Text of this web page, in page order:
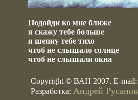
Подойди ко мне ближе
я скажу тебе больше
я шепну тебе тихо
чтоб не слышало солнце
чтоб не слышали окна
Copyright © ВАН 2007. E-mail:
Разработка: Андрей Русанов